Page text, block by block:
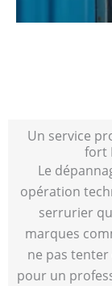
Un service
fort
Le
opération
serrurier
marques
ne pas
pour un